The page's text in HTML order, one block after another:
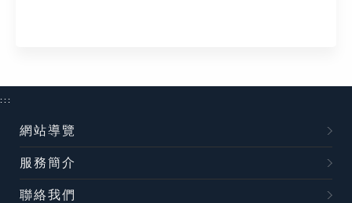
:::
網站導覽
服務簡介
聯絡我們